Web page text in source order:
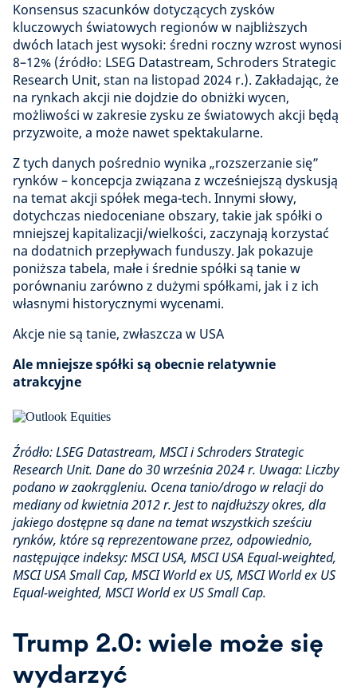
Konsensus szacunków dotyczących zysków
kluczowych światowych regionów w najbliższych
dwóch latach jest wysoki: średni roczny wzrost wynosi
8–12% (źródło: LSEG Datastream, Schroders Strategic
Research Unit, stan na listopad 2024 r.). Zakładając, że
na rynkach akcji nie dojdzie do obniżki wycen,
możliwości w zakresie zysku ze światowych akcji będą
przyzwoite, a może nawet spektakularne.
Z tych danych pośrednio wynika „rozszerzanie się”
rynków – koncepcja związana z wcześniejszą dyskusją
na temat akcji spółek mega-tech. Innymi słowy,
dotychczas niedoceniane obszary, takie jak spółki o
mniejszej kapitalizacji/wielkości, zaczynają korzystać
na dodatnich przepływach funduszy. Jak pokazuje
poniższa tabela, małe i średnie spółki są tanie w
porównaniu zarówno z dużymi spółkami, jak i z ich
własnymi historycznymi wycenami.
Akcje nie są tanie, zwłaszcza w USA
Ale mniejsze spółki są obecnie relatywnie
atrakcyjne
Źródło: LSEG Datastream, MSCI i Schroders Strategic
Research Unit. Dane do 30 września 2024 r. Uwaga: Liczby
podano w zaokrągleniu. Ocena tanio/drogo w relacji do
mediany od kwietnia 2012 r. Jest to najdłuższy okres, dla
jakiego dostępne są dane na temat wszystkich sześciu
rynków, które są reprezentowane przez, odpowiednio,
następujące indeksy: MSCI USA, MSCI USA Equal-weighted,
MSCI USA Small Cap, MSCI World ex US, MSCI World ex US
Equal-weighted, MSCI World ex US Small Cap.
Trump 2.0: wiele może się
wydarzyć